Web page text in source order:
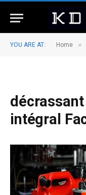
YOU ARE AT: Home »
intégral